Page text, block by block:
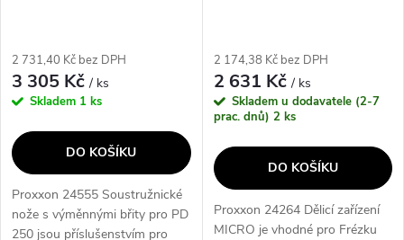
2 731,40 Kč bez DPH
3 305 Kč/ ks
Skladem 1 ks
DO KOŠÍKU
Proxxon 24555 Soustružnické
nože s výměnnými břity pro PD
250 jsou příslušenstvím pro
2 174,38 Kč bez DPH
2 631 Kč/ ks
Skladem u dodavatele (2-7
prac. dnů) 2 ks
DO KOŠÍKU
Proxxon 24264 Dělicí zařízení
MICRO je vhodné pro Frézku